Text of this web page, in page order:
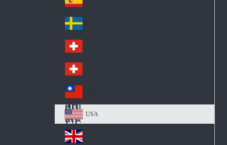
Af
ric
a
Sp
ain
Sw
ed
en
Sw
itz
erl
an
d
Sw
itz
erl
an
d
Tai
wa
n
US
A
USA